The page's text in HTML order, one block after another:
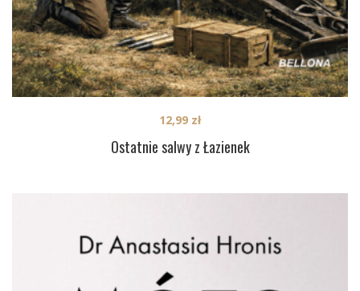
Ostatnie salwy z Łazienek
12,99 zł